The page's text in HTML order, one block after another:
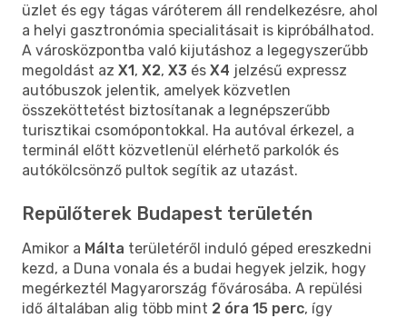
üzlet és egy tágas váróterem áll rendelkezésre, ahol
a helyi gasztronómia specialitásait is kipróbálhatod.
A városközpontba való kijutáshoz a legegyszerűbb
megoldást az X1, X2, X3 és X4 jelzésű expressz
autóbuszok jelentik, amelyek közvetlen
összeköttetést biztosítanak a legnépszerűbb
turisztikai csomópontokkal. Ha autóval érkezel, a
terminál előtt közvetlenül elérhető parkolók és
autókölcsönző pultok segítik az utazást.
Repülőterek Budapest területén
Amikor a Málta területéről induló géped ereszkedni
kezd, a Duna vonala és a budai hegyek jelzik, hogy
megérkeztél Magyarország fővárosába. A repülési
idő általában alig több mint 2 óra 15 perc, így